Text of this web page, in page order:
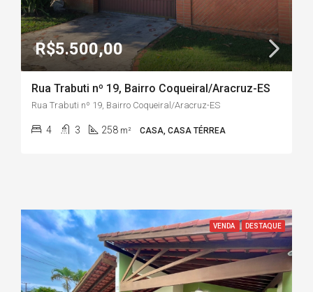
R$5.500,00
Rua Trabuti nº 19, Bairro Coqueiral/Aracruz-ES
Rua Trabuti nº 19, Bairro Coqueiral/Aracruz-ES
4 3 258 m² CASA, CASA TÉRREA
VENDA DESTAQUE